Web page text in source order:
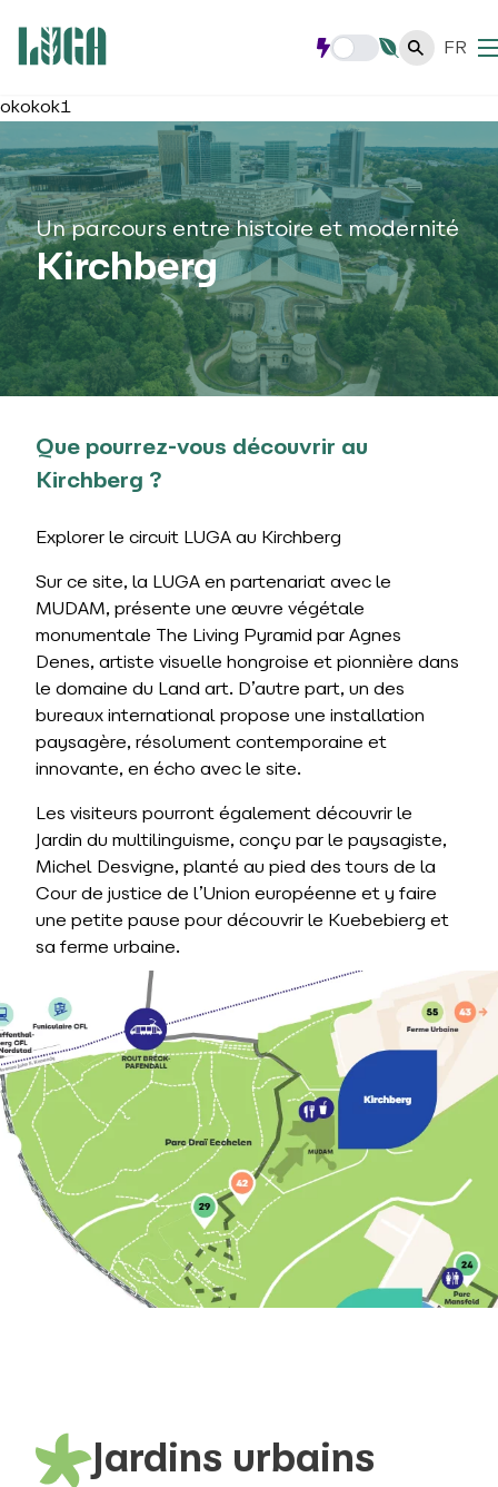
FR
okokok1
Un parcours entre histoire et modernité
Kirchberg
Que pourrez-vous découvrir au
Kirchberg ?
Explorer le circuit LUGA au Kirchberg
Sur ce site, la LUGA en partenariat avec le
MUDAM, présente une œuvre végétale
monumentale The Living Pyramid par Agnes
Denes, artiste visuelle hongroise et pionnière dans
le domaine du Land art. D’autre part, un des
bureaux international propose une installation
paysagère, résolument contemporaine et
innovante, en écho avec le site.
Les visiteurs pourront également découvrir le
Jardin du multilinguisme, conçu par le paysagiste,
Michel Desvigne, planté au pied des tours de la
Cour de justice de l’Union européenne et y faire
une petite pause pour découvrir le Kuebebierg et
sa ferme urbaine.
Jardins urbains